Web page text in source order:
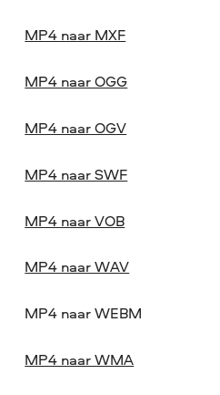
MP4 naar MXF
MP4 naar OGG
MP4 naar OGV
MP4 naar SWF
MP4 naar VOB
MP4 naar WAV
MP4 naar WEBM
MP4 naar WMA